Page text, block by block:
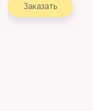
Заказать